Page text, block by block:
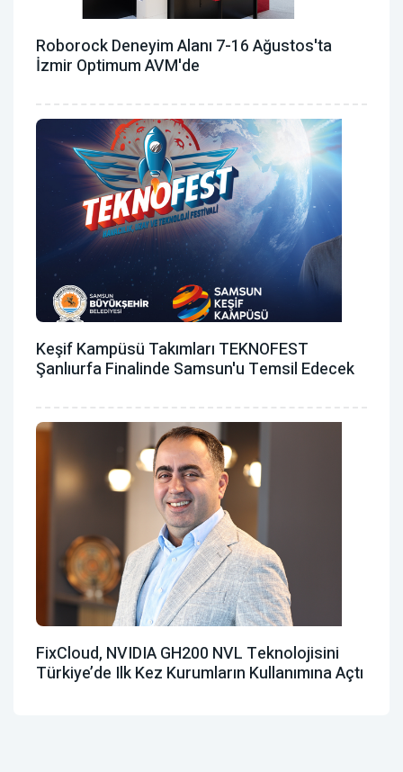
Roborock Deneyim Alanı 7-16 Ağustos'ta
İzmir Optimum AVM'de
Keşif Kampüsü Takımları TEKNOFEST
Şanlıurfa Finalinde Samsun'u Temsil Edecek
FixCloud, NVIDIA GH200 NVL Teknolojisini
Türkiye’de Ilk Kez Kurumların Kullanımına Açtı